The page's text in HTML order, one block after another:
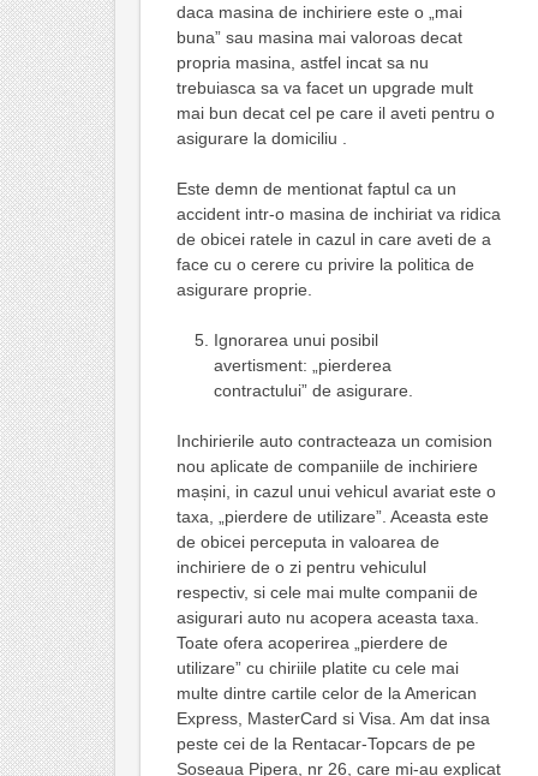
daca masina de inchiriere este o „mai
buna” sau masina mai valoroas decat
propria masina, astfel incat sa nu
trebuiasca sa va facet un upgrade mult
mai bun decat cel pe care il aveti pentru o
asigurare la domiciliu .
Este demn de mentionat faptul ca un
accident intr-o masina de inchiriat va ridica
de obicei ratele in cazul in care aveti de a
face cu o cerere cu privire la politica de
asigurare proprie.
Ignorarea unui posibil
avertisment: „pierderea
contractului” de asigurare.
Inchirierile auto contracteaza un comision
nou aplicate de companiile de inchiriere
mașini, in cazul unui vehicul avariat este o
taxa, „pierdere de utilizare”. Aceasta este
de obicei perceputa in valoarea de
inchiriere de o zi pentru vehiculul
respectiv, si cele mai multe companii de
asigurari auto nu acopera aceasta taxa.
Toate ofera acoperirea „pierdere de
utilizare” cu chiriile platite cu cele mai
multe dintre cartile celor de la American
Express, MasterCard si Visa. Am dat insa
peste cei de la Rentacar-Topcars de pe
Soseaua Pipera, nr 26, care mi-au explicat